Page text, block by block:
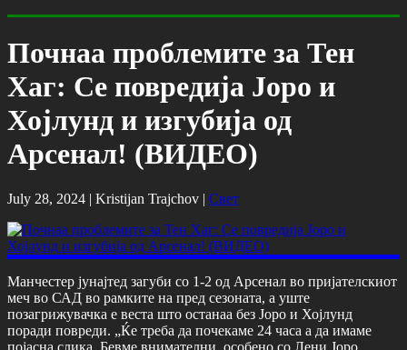
Почнаа проблемите за Тен
Хаг: Се повредија Јоро и
Хојлунд и изгубија од
Арсенал! (ВИДЕО)
July 28, 2024 | Kristijan Trajchov | Свет
Манчестер јунајтед загуби со 1-2 од Арсенал во пријателскиот
меч во САД во рамките на пред сезоната, а уште
позагрижувачка е веста што останаа без Јоро и Хојлунд
поради повреди. „Ќе треба да почекаме 24 часа а да имаме
појасна слика. Бевме внимателни, особено со Лени Јоро